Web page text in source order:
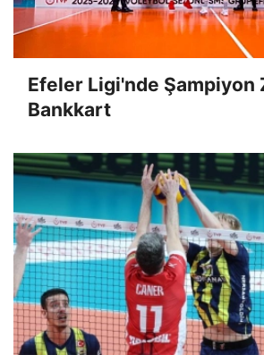
Efeler Ligi'nde Şampiyon
Bankkart